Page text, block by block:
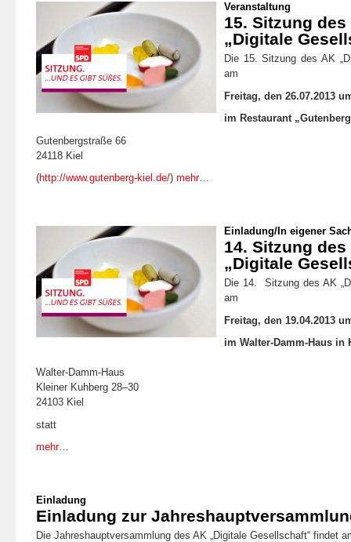
Veranstaltung
15. Sitzung
„Digitale
Die 15. Sitzung des AK
am
Freitag, den 26.07.2013
im Restaurant
Gutenbergstraße 66
24118 Kiel
(http://www.gutenberg-kiel.de/) mehr…
Einladung/ In eigener
14. Sitzung
„Digitale
Die 14. Sitzung des AK
am
Freitag, den 19.04.2013
im Walter-Damm-Haus in
Walter-Damm-Haus
Kleiner Kuhberg 28–30
24103 Kiel
statt
mehr…
Einladung
Einladung zur
Die Jahreshauptversammlung des AK „Digitale Gesellschaft“ findet